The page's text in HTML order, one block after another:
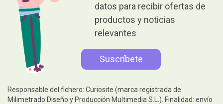
datos para recibir ofertas de
productos y noticias
relevantes
Responsable del fichero: Curiosite (marca registrada de
Milimetrado Diseño y Producción Multimedia S.L.). Finalidad: envío